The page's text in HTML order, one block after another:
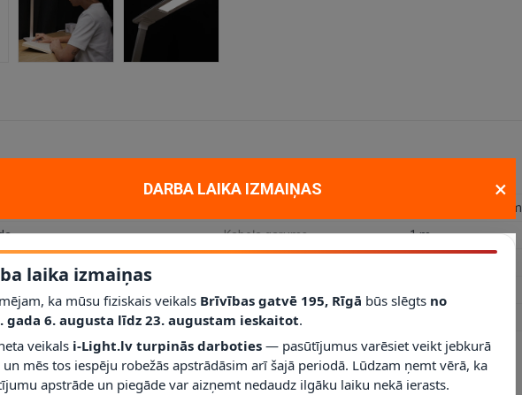
Paredzētais spriegums
250 × 122 × 375 mm
Kabeļa garums
1 m
Spriegums
DARBA LAIKA IZMAIŅAS ×
laika izmaiņas
ka mūsu fiziskais veikals Brīvības gatvē 195, Rīgā būs slēgts no
gada 6. augusta līdz 23. augustam ieskaitot.
veikals i-Light.lv turpinās darboties — pasūtījumus varēsiet veikt jebkurā
un mēs tos iespēju robežās apstrādāsim arī šajā periodā. Lūdzam ņemt vērā, ka
apstrāde un piegāde var aizņemt nedaudz ilgāku laiku nekā ierasts.